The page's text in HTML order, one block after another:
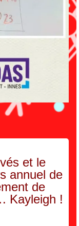
et le
annuel de
de
Kayleigh !